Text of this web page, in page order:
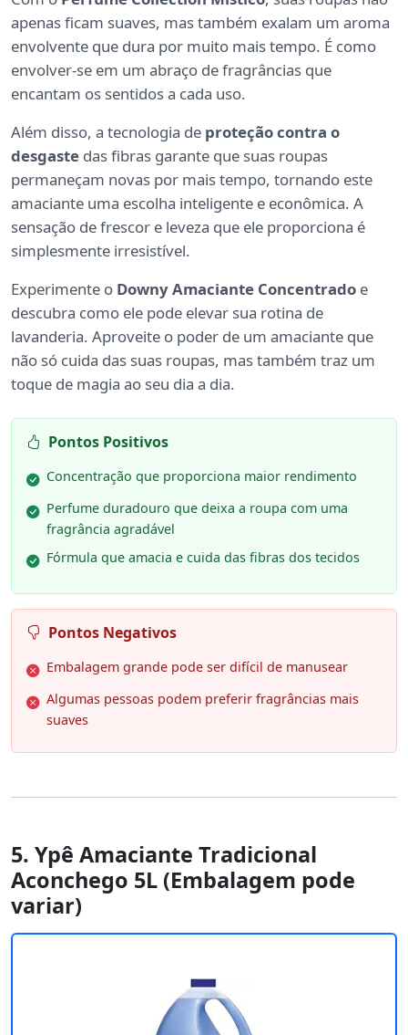
apenas ficam suaves, mas também exalam um aroma
envolvente que dura por muito mais tempo. É como
envolver-se em um abraço de fragrâncias que
encantam os sentidos a cada uso.
Além disso, a tecnologia de proteção contra o
desgaste das fibras garante que suas roupas
permaneçam novas por mais tempo, tornando este
amaciante uma escolha inteligente e econômica. A
sensação de frescor e leveza que ele proporciona é
simplesmente irresistível.
Experimente o Downy Amaciante Concentrado e
descubra como ele pode elevar sua rotina de
lavanderia. Aproveite o poder de um amaciante que
não só cuida das suas roupas, mas também traz um
toque de magia ao seu dia a dia.
Pontos Positivos
Concentração que proporciona maior rendimento
Perfume duradouro que deixa a roupa com uma
fragrância agradável
Fórmula que amacia e cuida das fibras dos tecidos
Pontos Negativos
Embalagem grande pode ser difícil de manusear
Algumas pessoas podem preferir fragrâncias mais
suaves
5. Ypê Amaciante Tradicional
Aconchego 5L (Embalagem pode
variar)